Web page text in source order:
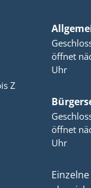
Z
Klicken,
öffnet
Uhr
Klicken,
öffnet
Uhr